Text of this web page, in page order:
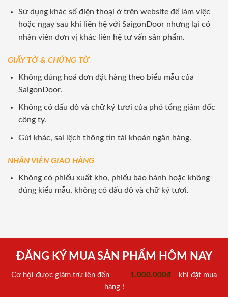
Sử dụng khác số điện thoại ở trên website để làm việc
hoặc ngay sau khi liên hệ với SaigonDoor nhưng lại có
nhân viên đơn vị khác liên hệ tư vấn sản phẩm.
GIẤY TỜ & CHỨNG TỪ
Không đúng hoá đơn đặt hàng theo biểu mẫu của
SaigonDoor.
Không có dấu đỏ và chữ ký tươi của phó tổng giám đốc
công ty.
Gửi khác, sai lệch thông tin tài khoản ngân hàng.
NHÂN VIÊN GIAO HÀNG
Không có phiếu xuất kho, phiếu bảo hành hoặc không
đúng kiểu mẫu, không có dấu đỏ và chữ ký tươi.
ĐĂNG KÝ MUA SẢN PHẨM HÔM NAY
Cơ hội được giảm trừ lên đến 1.000.000đ
khi đặt mua
hàng !